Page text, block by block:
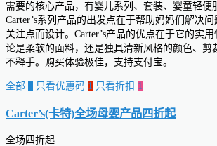
需要的核心产品，有婴儿系列、套装、婴童轻便
Carter’s系列产品的出发点在于帮助妈妈们解决
关注点而设计。Carter’s产品的优点在于它的实
论是柔软的面料，还是独具清新风格的颜色、剪
不释手。购买体验极佳，支持支付宝。
全部 只看优惠码 1 只看折扣 1
Carter’s(卡特)全场母婴产品四折起
全场四折起